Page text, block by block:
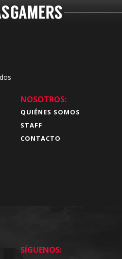
NOSOTROS:
QUIÉNES SOMOS
STAFF
CONTACTO
SÍGUENOS: